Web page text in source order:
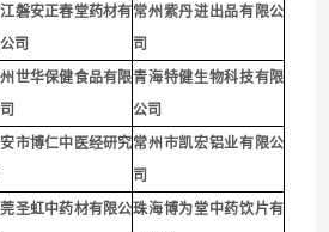
磐安正春堂药材有
司
常州紫丹进出品有限公
司
世华保健食品有限青海特健生物科技有限
公司
市博仁中医经研究常州市凯宏铝业有限公
司
圣虹中药材有限公珠海博为堂中药饮片有